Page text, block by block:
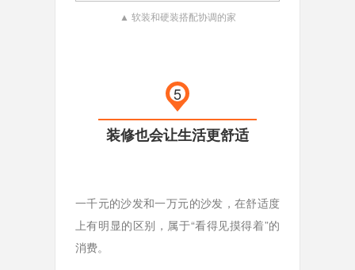
▲ 软装和硬装搭配协调的家
5
装修也会让生活更舒适
一千元的沙发和一万元的沙发，在舒适度
上有明显的区别，属于“看得见摸得着”的
消费。